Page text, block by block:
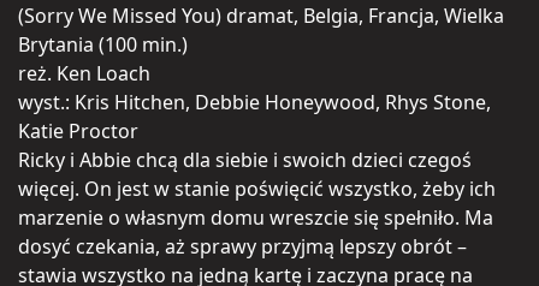
(Sorry We Missed You) dramat, Belgia, Francja, Wielka
Brytania (100 min.)
reż. Ken Loach
wyst.: Kris Hitchen, Debbie Honeywood, Rhys Stone,
Katie Proctor
Ricky i Abbie chcą dla siebie i swoich dzieci czegoś
więcej. On jest w stanie poświęcić wszystko, żeby ich
marzenie o własnym domu wreszcie się spełniło. Ma
dosyć czekania, aż sprawy przyjmą lepszy obrót –
stawia wszystko na jedną kartę i zaczyna pracę na